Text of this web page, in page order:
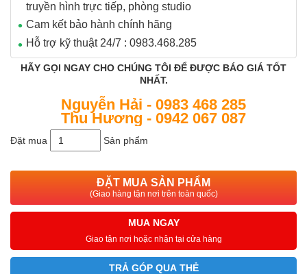
truyền hình trực tiếp, phòng studio
Cam kết bảo hành chính hãng
Hỗ trợ kỹ thuật 24/7 : 0983.468.285
HÃY GỌI NGAY CHO CHÚNG TÔI ĐỂ ĐƯỢC BÁO GIÁ TỐT
NHẤT.
Nguyễn Hải - 0983 468 285
Thu Hương - 0942 067 087
Đặt mua Sản phẩm
ĐẶT MUA SẢN PHẨM
(Giao hàng tận nơi trên toàn quốc)
MUA NGAY
Giao tận nơi hoặc nhận tại cửa hàng
TRẢ GÓP QUA THẺ